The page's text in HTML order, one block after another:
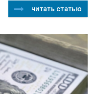
читать статью